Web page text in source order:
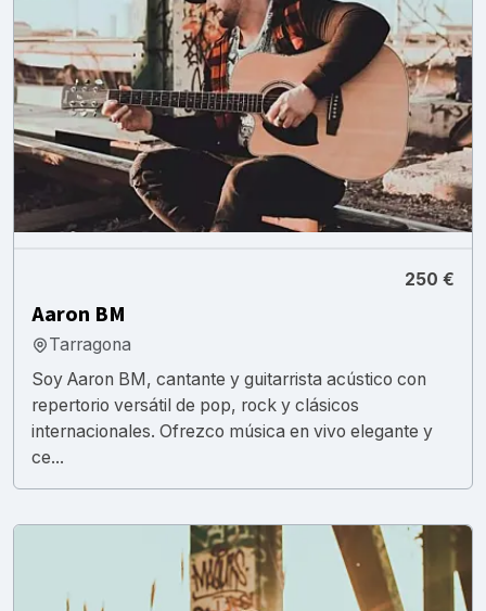
250 €
Aaron BM
Tarragona
Soy Aaron BM, cantante y guitarrista acústico con
repertorio versátil de pop, rock y clásicos
internacionales. Ofrezco música en vivo elegante y
ce...